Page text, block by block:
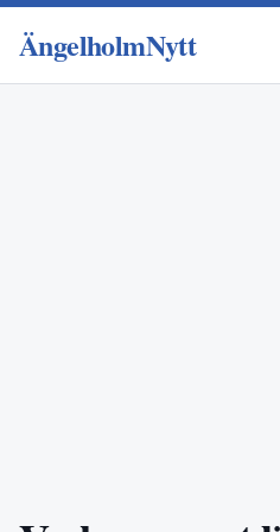
ÄngelholmNytt